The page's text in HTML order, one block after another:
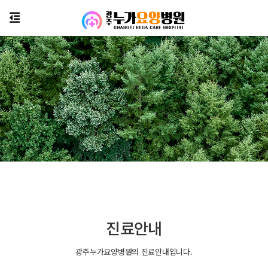
진료안내
광주누가요양병원의 진료안내입니다.